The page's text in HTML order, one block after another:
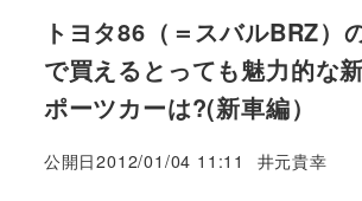
トヨタ86（＝スバルBRZ）
で買えるとっても魅力的な
ポーツカーは?(新車編）
公開日2012/01/04 11:11
著
井元貴幸